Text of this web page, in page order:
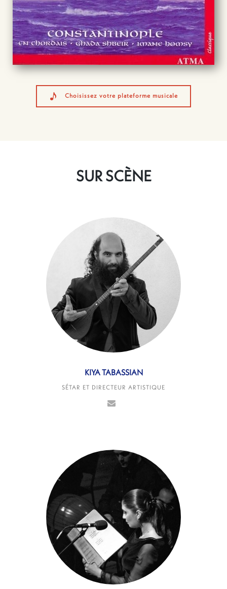
Choisissez votre plateforme musicale
SUR SCÈNE
KIYA TABASSIAN
SÉTAR ET DIRECTEUR ARTISTIQUE